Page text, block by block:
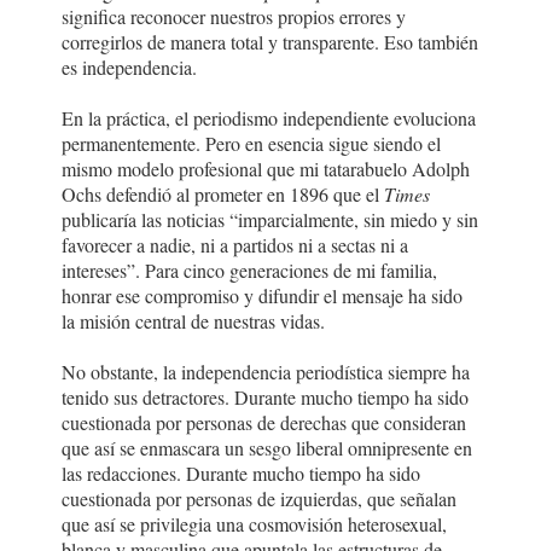
significa reconocer nuestros propios errores y
corregirlos de manera total y transparente. Eso también
es independencia.
En la práctica, el periodismo independiente evoluciona
permanentemente. Pero en esencia sigue siendo el
mismo modelo profesional que mi tatarabuelo Adolph
Ochs defendió al prometer en 1896 que el Times
publicaría las noticias “imparcialmente, sin miedo y sin
favorecer a nadie, ni a partidos ni a sectas ni a
intereses”. Para cinco generaciones de mi familia,
honrar ese compromiso y difundir el mensaje ha sido
la misión central de nuestras vidas.
No obstante, la independencia periodística siempre ha
tenido sus detractores. Durante mucho tiempo ha sido
cuestionada por personas de derechas que consideran
que así se enmascara un sesgo liberal omnipresente en
las redacciones. Durante mucho tiempo ha sido
cuestionada por personas de izquierdas, que señalan
que así se privilegia una cosmovisión heterosexual,